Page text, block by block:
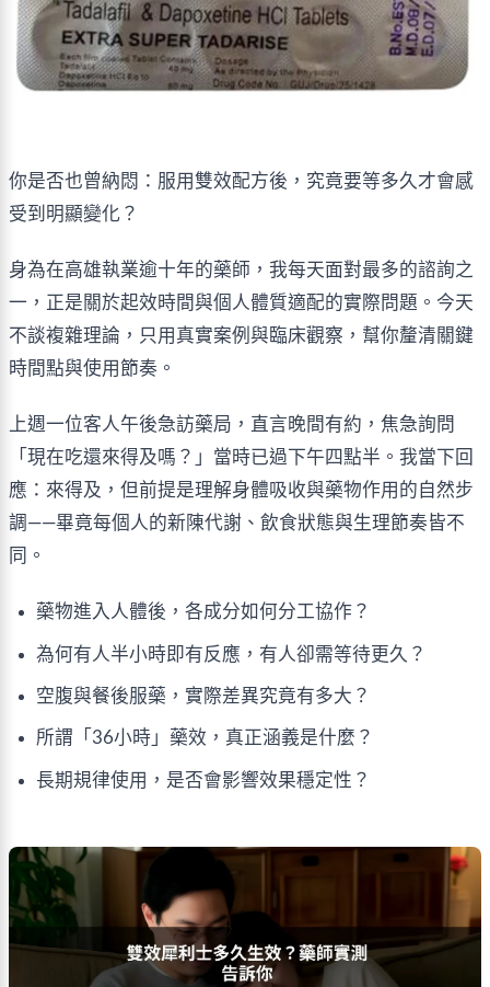
你是否也曾納悶：服用雙效配方後，究竟要等多久才會感
受到明顯變化？
身為在高雄執業逾十年的藥師，我每天面對最多的諮詢之
一，正是關於起效時間與個人體質適配的實際問題。今天
不談複雜理論，只用真實案例與臨床觀察，幫你釐清關鍵
時間點與使用節奏。
上週一位客人午後急訪藥局，直言晚間有約，焦急詢問
「現在吃還來得及嗎？」當時已過下午四點半。我當下回
應：來得及，但前提是理解身體吸收與藥物作用的自然步
調——畢竟每個人的新陳代謝、飲食狀態與生理節奏皆不
同。
藥物進入人體後，各成分如何分工協作？
為何有人半小時即有反應，有人卻需等待更久？
空腹與餐後服藥，實際差異究竟有多大？
所謂「36小時」藥效，真正涵義是什麼？
長期規律使用，是否會影響效果穩定性？